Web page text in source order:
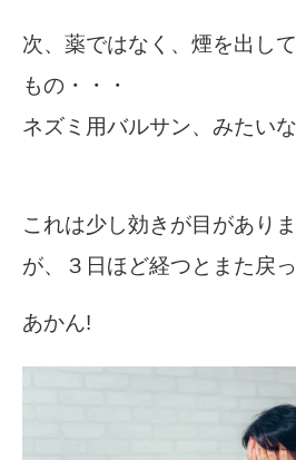
次、薬ではなく、煙を出し
もの・・・
ネズミ用バルサン、みたいな
これは少し効きが目がありま
が、３日ほど経つとまた戻
あかん!